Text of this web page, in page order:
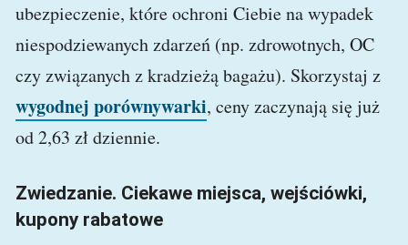
ubezpieczenie, które ochroni Ciebie na wypadek
niespodziewanych zdarzeń (np. zdrowotnych, OC
czy związanych z kradzieżą bagażu). Skorzystaj z
wygodnej porównywarki, ceny zaczynają się już
od 2,63 zł dziennie.
Zwiedzanie. Ciekawe miejsca, wejściówki,
kupony rabatowe